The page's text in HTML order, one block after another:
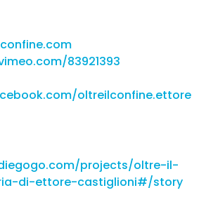
83921393
projects/oltre-il-
di-ettore-castiglioni#/story